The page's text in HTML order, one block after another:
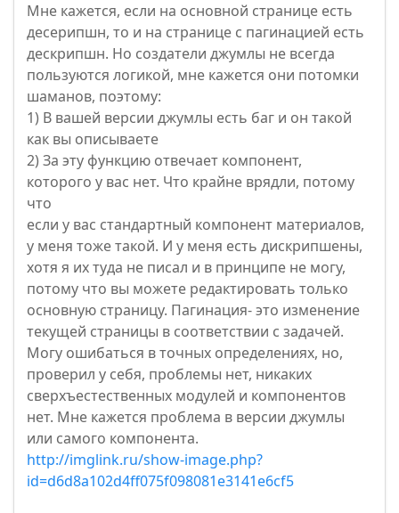
Мне кажется, если на основной странице есть
десерипшн, то и на странице с пагинацией есть
дескрипшн. Но создатели джумлы не всегда
пользуются логикой, мне кажется они потомки
шаманов, поэтому:
1) В вашей версии джумлы есть баг и он такой
как вы описываете
2) За эту функцию отвечает компонент,
которого у вас нет. Что крайне врядли, потому
что
если у вас стандартный компонент материалов,
у меня тоже такой. И у меня есть дискрипшены,
хотя я их туда не писал и в принципе не могу,
потому что вы можете редактировать только
основную страницу. Пагинация- это изменение
текущей страницы в соответствии с задачей.
Могу ошибаться в точных определениях, но,
проверил у себя, проблемы нет, никаких
сверхъестественных модулей и компонентов
нет. Мне кажется проблема в версии джумлы
или самого компонента.
http://imglink.ru/show-image.php?
id=d6d8a102d4ff075f098081e3141e6cf5